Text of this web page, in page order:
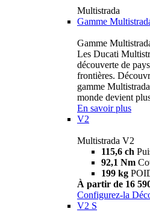
Multistrada
Gamme
Gamme
Les Ducati
découverte de
frontières.
gamme
monde devient
En savoir plus
V2
Multistrada V2
115,6 ch
92,1 Nm
199 kg
À partir de 16
Configurez-la
V2 S